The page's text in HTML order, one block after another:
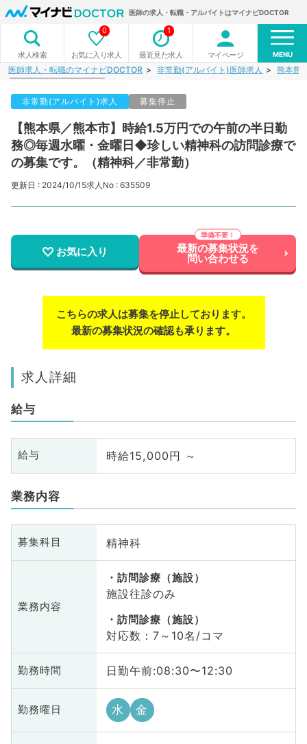
医師の求人・転職・アルバイトはマイナビDOCTOR
求人検索 お気に入り求人
0
最近見た求人
1
マイページ MENU
医師求人・転職のマイナビDOCTOR 非常勤(アルバイト)医師求人 熊本県
非常勤(アルバイト)求人 募集停止
【熊本県／熊本市】時給1.5万円での午前の半日勤
務◎毎週水曜・金曜日◆珍しい精神科の訪問診療で
の募集です。（精神科／非常勤）
更新日 : 2024/10/15求人No : 635509
お気に入り 最新の募集状況を
問い合わせる
こちらの求人は募集を停止しております。
最新の募集状況の確認も承ります。
求人詳細
給与
給与 時給15,000円 ～
業務内容
募集科目 精神科
業務内容
訪問診療（施設）
施設往診のみ
訪問診療（施設）
対応数：7～10名/コマ
勤務時間 日勤午前:08:30〜12:30
勤務曜日 水 金